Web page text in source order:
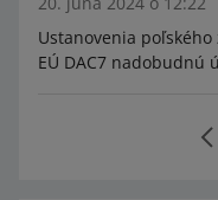
Ustanovenia
EÚ DAC7 nadobudnú